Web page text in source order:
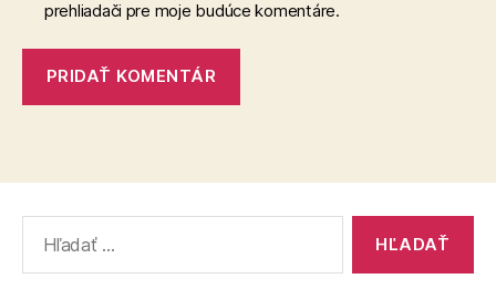
prehliadači pre moje budúce komentáre.